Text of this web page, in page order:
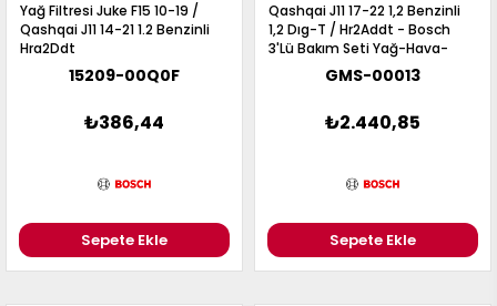
Yağ Filtresi Juke F15 10-19 /
Qashqai J11 14-21 1.2 Benzinli
Hra2Ddt
15209-00Q0F
₺386,44
Sepete Ekle
Qashqai J11 17-22 1,2 Benzinli
1,2 Dıg-T / Hr2Addt - Bosch
3'Lü Bakım Seti Yağ-Hava-
Polen FiltresiGMS-00013
₺2.440,85
Sepete Ekle